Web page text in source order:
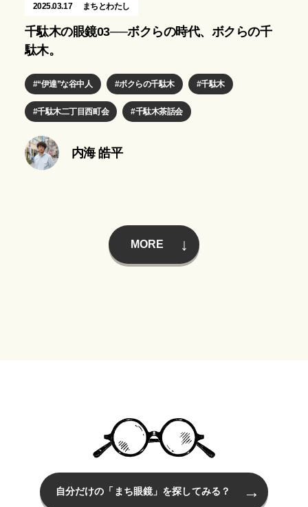
2025.03.17 まちとわたし
千駄木の眼鏡03──ボクらの時代、ボクらの千
駄木。
“伊達”な谷中人 ボクらの千駄木 千駄木
千駄木二丁目西町会 千駄木茶話会
内海 皓平
MORE
自分だけの「まち眼鏡」を探してみる？